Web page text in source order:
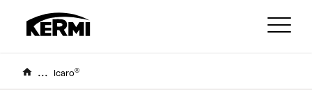
... Icaro®